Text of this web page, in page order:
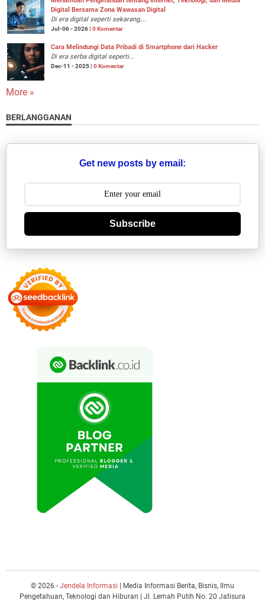
Digital Bersama Zona Wawasan Digital
Di era digital seperti sekarang,...
Jul-06 - 2026 | 0 Komentar
Cara Melindungi Data Pribadi di Smartphone dari Hacker
Di era serba digital seperti...
Dec-11 - 2025 | 0 Komentar
More »
BERLANGGANAN
Get new posts by email:
Subscribe
© 2026 - Jendela Informasi | Media Informasi Berita, Bisnis, Ilmu
Pengetahuan, Teknologi dan Hiburan | Jl. Lemah Putih No. 20 Jatisura